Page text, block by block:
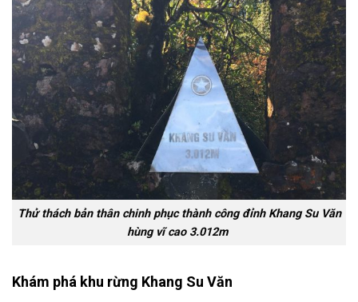
Thử thách bản thân chinh phục thành công đỉnh Khang Su Văn
hùng vĩ cao 3.012m
Khám phá khu rừng Khang Su Văn